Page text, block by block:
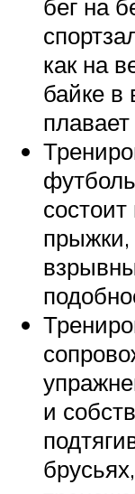
бег на
как на
байке в
прыжки,
и